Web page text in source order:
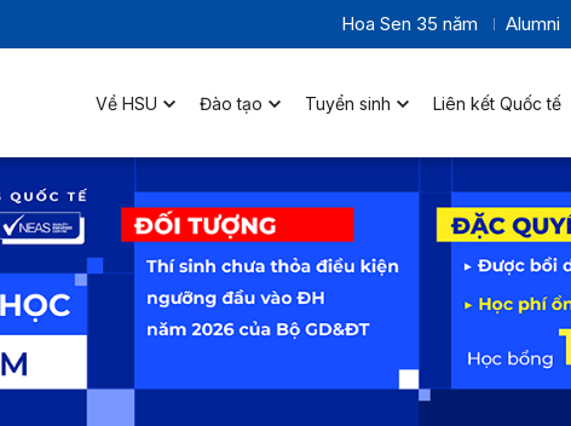
Hoa Sen 35 năm Alumni
Về HSU Đào tạo Tuyển sinh Liên kết Quốc tế